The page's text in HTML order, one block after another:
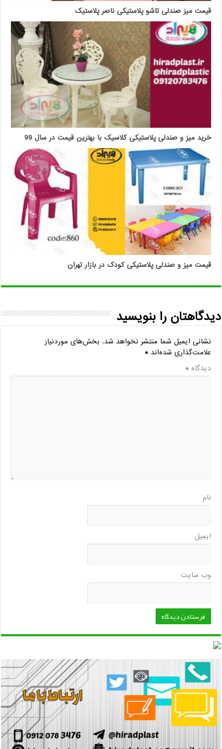
قیمت میز صندلی تاشو پلاستیکی ناصر پلاستیک
خرید میز و صندلی پلاستیکی کلاسیک با بهترین قیمت در سال 99
قیمت میز و صندلی پلاستیکی کودک در بازار تهران
دیدگاهتان را بنویسید
نشانی ایمیل شما منتشر نخواهد شد. بخش‌های موردنیاز
علامت‌گذاری شده‌اند*
دیدگاه*
نام
ایمیل
وب‌ سایت